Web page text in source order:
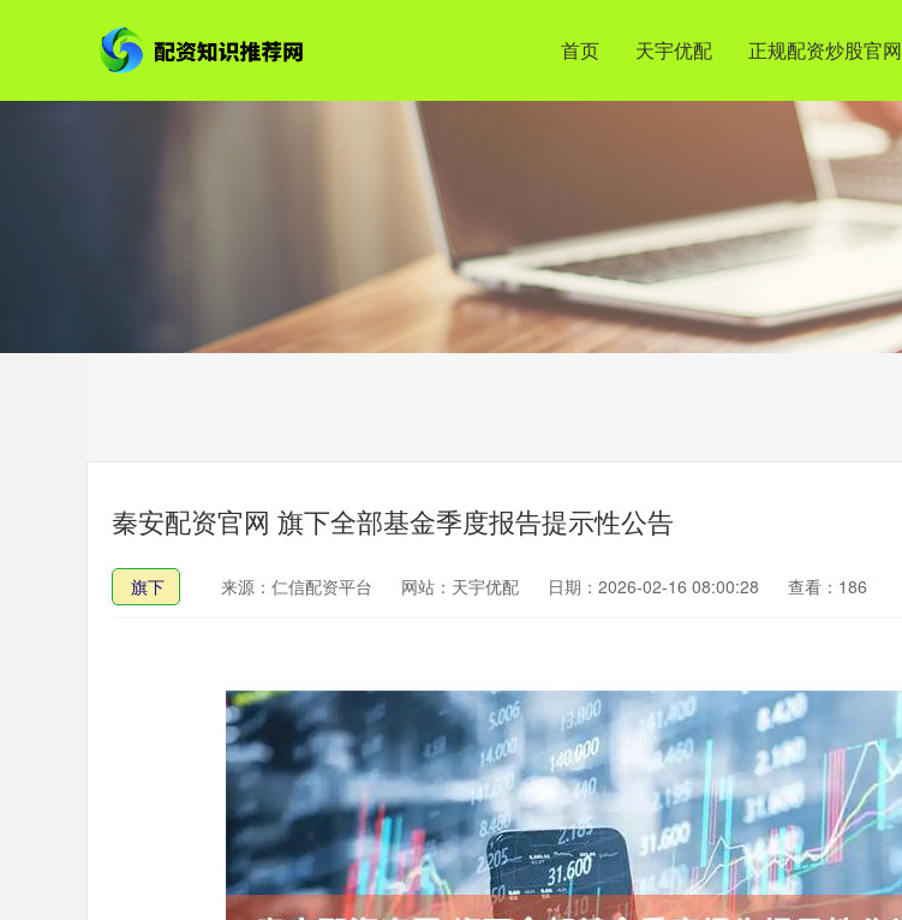
首页 天宇优配 正规配资炒股官网
秦安配资官网 旗下全部基金季度报告提示性公告
旗下 来源：仁信配资平台 网站：天宇优配 日期：2026-02-16 08:00:28 查看：186